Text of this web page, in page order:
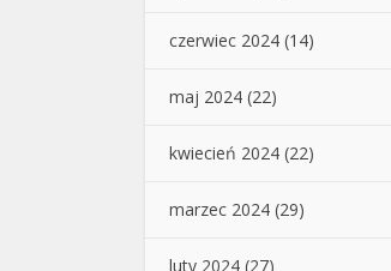
czerwiec 2024 (14)
maj 2024 (22)
kwiecień 2024 (22)
marzec 2024 (29)
luty 2024 (27)